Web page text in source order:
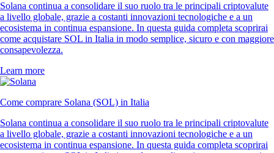
Solana continua a consolidare il suo ruolo tra le principali criptovalute
a livello globale, grazie a costanti innovazioni tecnologiche e a un
ecosistema in continua espansione. In questa guida completa scoprirai
come acquistare SOL in Italia in modo semplice, sicuro e con maggiore
consapevolezza.
Learn more
Come comprare Solana (SOL) in Italia
Solana continua a consolidare il suo ruolo tra le principali criptovalute
a livello globale, grazie a costanti innovazioni tecnologiche e a un
ecosistema in continua espansione. In questa guida completa scoprirai